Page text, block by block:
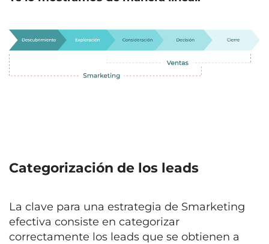
Categorización de los leads
La clave para una estrategia de Smarketing
efectiva consiste en categorizar
correctamente los leads que se obtienen a